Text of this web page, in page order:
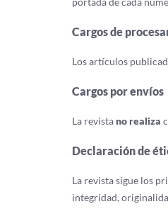
Cargos de
Los artículos
Cargos por envíos
La revistano realiza
Declaración de
La revista sigue los
integridad,